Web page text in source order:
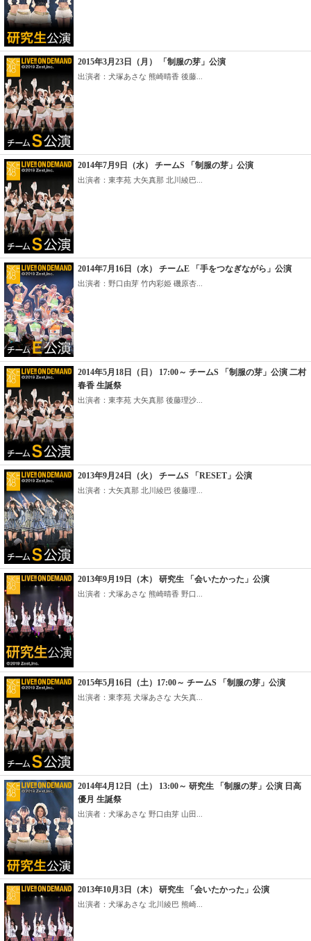
2015年3月23日（月） 「制服の芽」公演
出演者：犬塚あさな 熊崎晴香 後藤...
2014年7月9日（水） チームS 「制服の芽」公演
出演者：東李苑 大矢真那 北川綾巴...
2014年7月16日（水） チームE 「手をつなぎながら」公演
出演者：野口由芽 竹内彩姫 磯原杏...
2014年5月18日（日） 17:00～ チームS 「制服の芽」公演 二村
春香 生誕祭
出演者：東李苑 大矢真那 後藤理沙...
2013年9月24日（火） チームS 「RESET」公演
出演者：大矢真那 北川綾巴 後藤理...
2013年9月19日（木） 研究生 「会いたかった」公演
出演者：犬塚あさな 熊崎晴香 野口...
2015年5月16日（土）17:00～ チームS 「制服の芽」公演
出演者：東李苑 犬塚あさな 大矢真...
2014年4月12日（土） 13:00～ 研究生 「制服の芽」公演 日高
優月 生誕祭
出演者：犬塚あさな 野口由芽 山田...
2013年10月3日（木） 研究生 「会いたかった」公演
出演者：犬塚あさな 北川綾巴 熊崎...